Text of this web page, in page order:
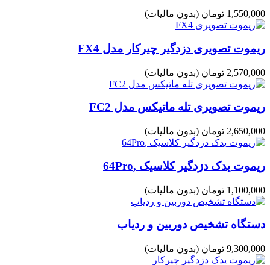
1,550,000 تومان (بدون مالیات)
ریموت تصویری دزدگیر چیرکار مدل FX4
2,570,000 تومان (بدون مالیات)
ریموت تصویری تله ماتیکس مدل FC2
2,650,000 تومان (بدون مالیات)
ریموت یدک دزدگیر کلاسیک ,64Pro
1,100,000 تومان (بدون مالیات)
دستگاه تشخیص دوربین و ردیاب
9,300,000 تومان (بدون مالیات)